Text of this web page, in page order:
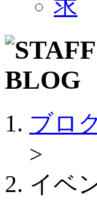
ブロ
>
イベ